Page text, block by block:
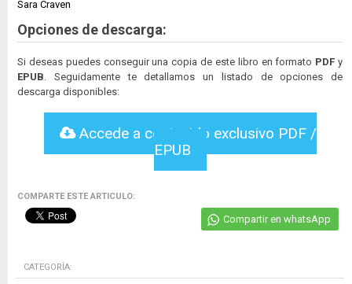
Sara Craven
Opciones de descarga:
Si deseas puedes conseguir una copia de este libro en formato PDF y
EPUB . Seguidamente te detallamos un listado de opciones de
descarga disponibles:
Accede a contenido exclusivo PDF /
EPUB
COMPARTE ESTE ARTICULO:
Compartir en whatsApp
CATEGORÍA: